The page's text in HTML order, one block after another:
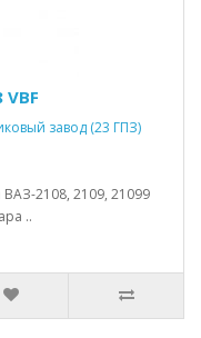
завод (23 ГПЗ)
2108, 2109, 21099
..